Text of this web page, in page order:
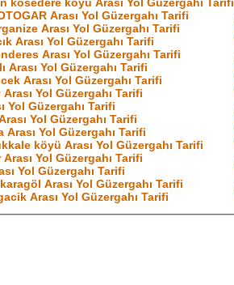
Arası Yol Güzergahı Tarifi
Arası Yol Güzergahı Tarifi
Arası Yol Güzergahı Tarifi
Arası Yol Güzergahı Tarifi
Arası Yol Güzergahı Tarifi
Arası Yol Güzergahı Tarifi
Yol Güzergahı Tarifi
Yol Güzergahı Tarifi
Yol Güzergahı Tarifi
Yol Güzergahı Tarifi
köyü Arası Yol Güzergahı Tarifi
Yol Güzergahı Tarifi
Yol Güzergahı Tarifi
Arası Yol Güzergahı Tarifi
Arası Yol Güzergahı Tarifi